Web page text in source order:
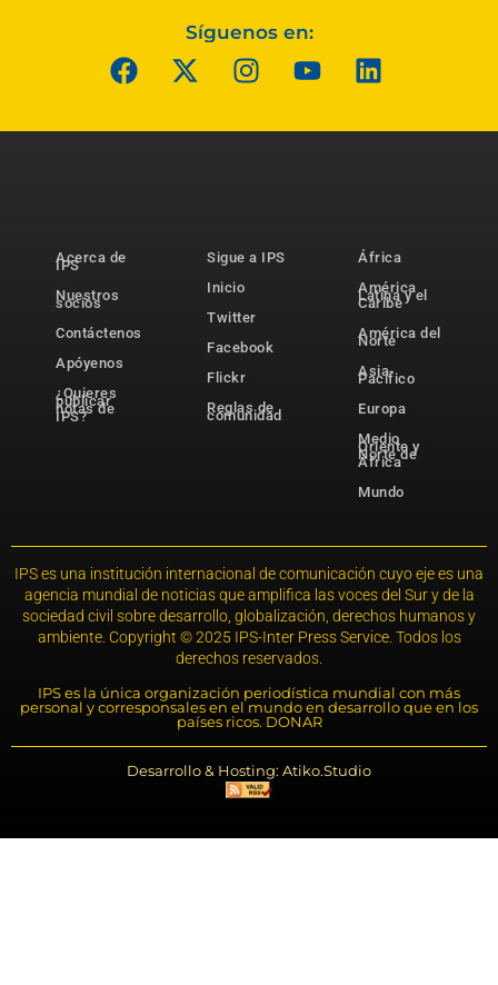
Síguenos en:
Acerca de
IPS
Nuestros
socios
Contáctenos
Apóyenos
¿Quieres
publicar
notas de
IPS?
Sigue a IPS
Inicio
Twitter
Facebook
Flickr
Reglas de
comunidad
África
América
Latina y el
Caribe
América del
Norte
Asia-
Pacífico
Europa
Medio
Oriente y
Norte de
África
Mundo
IPS es una institución internacional de comunicación cuyo eje es una
agencia mundial de noticias que amplifica las voces del Sur y de la
sociedad civil sobre desarrollo, globalización, derechos humanos y
ambiente. Copyright © 2025 IPS-Inter Press Service. Todos los
derechos reservados.
IPS es la única organización periodística mundial con más
personal y corresponsales en el mundo en desarrollo que en los
países ricos. DONAR
Desarrollo & Hosting: Atiko.Studio